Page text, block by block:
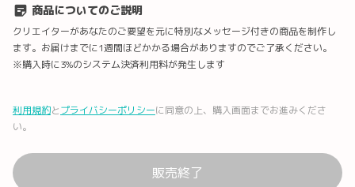
商品についてのご説明
クリエイターがあなたのご要望を元に特別なメッセージ付きの商品を制作し
ます。お届けまでに1週間ほどかかる場合がありますのでご了承ください。
※購入時に3%のシステム決済利用料が発生します
利用規約とプライバシーポリシーに同意の上、購入画面までお進みくださ
い。
販売終了